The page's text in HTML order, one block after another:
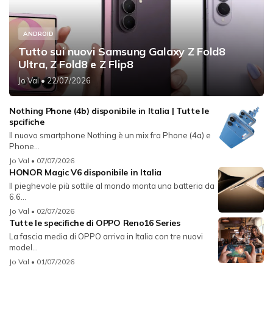
ANDROID
Tutto sui nuovi Samsung Galaxy Z Fold8
Ultra, Z Fold8 e Z Flip8
Jo Val• 22/07/2026
Nothing Phone (4b) disponibile in Italia | Tutte le
spcifiche
Il nuovo smartphone Nothing è un mix fra Phone (4a) e
Phone...
Jo Val • 07/07/2026
HONOR Magic V6 disponibile in Italia
Il pieghevole più sottile al mondo monta una batteria da
6.6...
Jo Val • 02/07/2026
Tutte le specifiche di OPPO Reno16 Series
La fascia media di OPPO arriva in Italia con tre nuovi
model...
Jo Val • 01/07/2026